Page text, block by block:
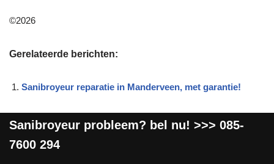
©2026
Gerelateerde berichten:
Sanibroyeur reparatie in Manderveen, met garantie!
Sanibroyeur probleem? bel nu! >>> 085-
7600 294